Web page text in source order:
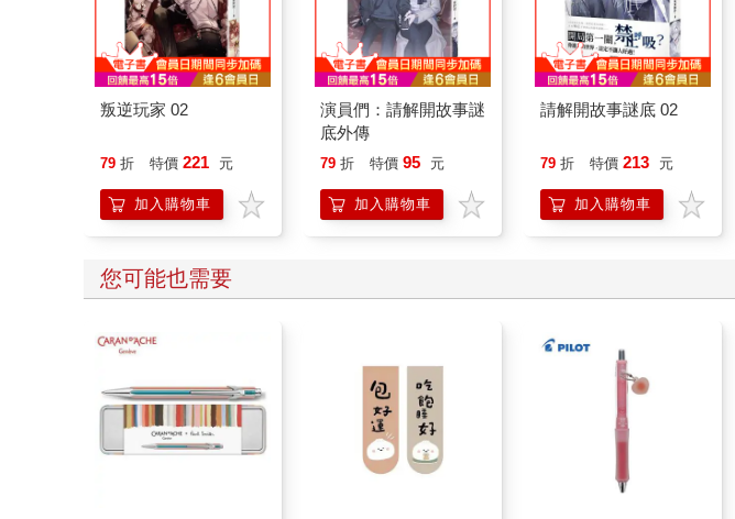
叛逆玩家 02
79 折 特價 221 元
加入購物車
演員們：請解開故事謎
底外傳
79 折 特價 95 元
加入購物車
請解開故事謎底 02
79 折 特價 213 元
加入購物車
您可能也需要